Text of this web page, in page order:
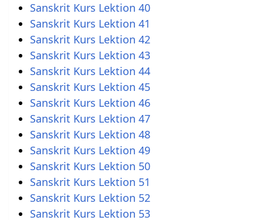
Sanskrit Kurs Lektion 40
Sanskrit Kurs Lektion 41
Sanskrit Kurs Lektion 42
Sanskrit Kurs Lektion 43
Sanskrit Kurs Lektion 44
Sanskrit Kurs Lektion 45
Sanskrit Kurs Lektion 46
Sanskrit Kurs Lektion 47
Sanskrit Kurs Lektion 48
Sanskrit Kurs Lektion 49
Sanskrit Kurs Lektion 50
Sanskrit Kurs Lektion 51
Sanskrit Kurs Lektion 52
Sanskrit Kurs Lektion 53